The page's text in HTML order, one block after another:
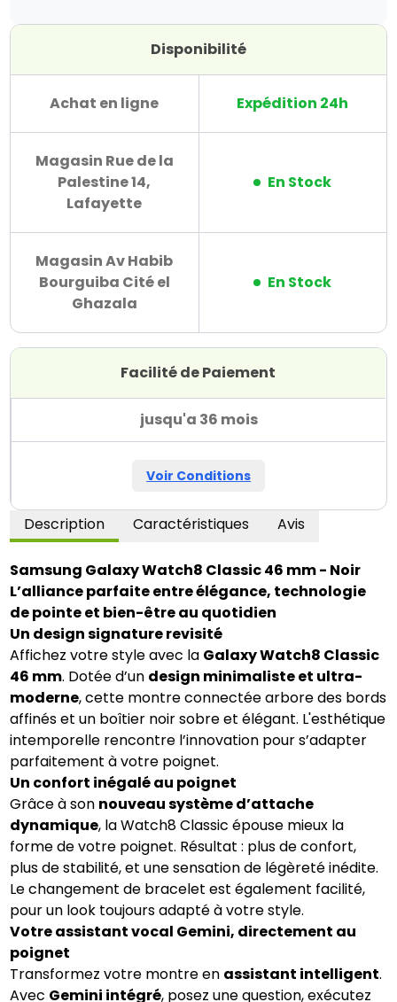
Disponibilité
Achat en ligne Expédition 24h
Magasin Rue de la
Palestine 14,
Lafayette
En Stock
Magasin Av Habib
Bourguiba Cité el
Ghazala
En Stock
Facilité de Paiement
jusqu'a 36 mois
Voir Conditions
Description Caractéristiques Avis
Samsung Galaxy Watch8 Classic 46 mm - Noir
L’alliance parfaite entre élégance, technologie
de pointe et bien-être au quotidien
Un design signature revisité
Affichez votre style avec la Galaxy Watch8 Classic
46 mm. Dotée d’un design minimaliste et ultra-
moderne, cette montre connectée arbore des bords
affinés et un boîtier noir sobre et élégant. L'esthétique
intemporelle rencontre l’innovation pour s’adapter
parfaitement à votre poignet.
Un confort inégalé au poignet
Grâce à son nouveau système d’attache
dynamique, la Watch8 Classic épouse mieux la
forme de votre poignet. Résultat : plus de confort,
plus de stabilité, et une sensation de légèreté inédite.
Le changement de bracelet est également facilité,
pour un look toujours adapté à votre style.
Votre assistant vocal Gemini, directement au
poignet
Transformez votre montre en assistant intelligent.
Avec Gemini intégré, posez une question, exécutez